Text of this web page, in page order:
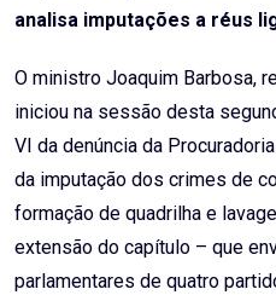
analisa imputações a réus
O ministro Joaquim Barbosa,
iniciou na sessão desta
VI da denúncia da
da imputação dos crimes de
formação de quadrilha e
extensão do capítulo – que
parlamentares de quatro